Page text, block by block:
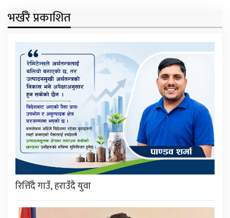
भर्खरै प्रकाशित
रित्तिँदै गाउँ, हराउँदै युवा